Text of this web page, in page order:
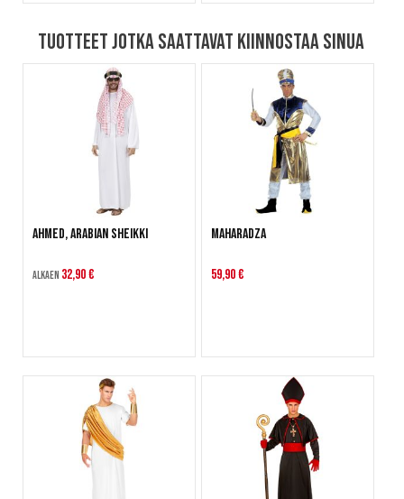
Tuotteet jotka saattavat kiinnostaa sinua
Ahmed, Arabian Sheikki
Alkaen 32,90 €
Maharadza
59,90 €